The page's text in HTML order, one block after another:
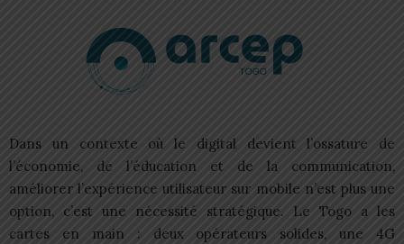
Dans un contexte où le digital devient l’ossature de
l’économie, de l’éducation et de la communication,
améliorer l’expérience utilisateur sur mobile n’est plus une
option, c’est une nécessité stratégique. Le Togo a les
cartes en main : deux opérateurs solides, une 4G